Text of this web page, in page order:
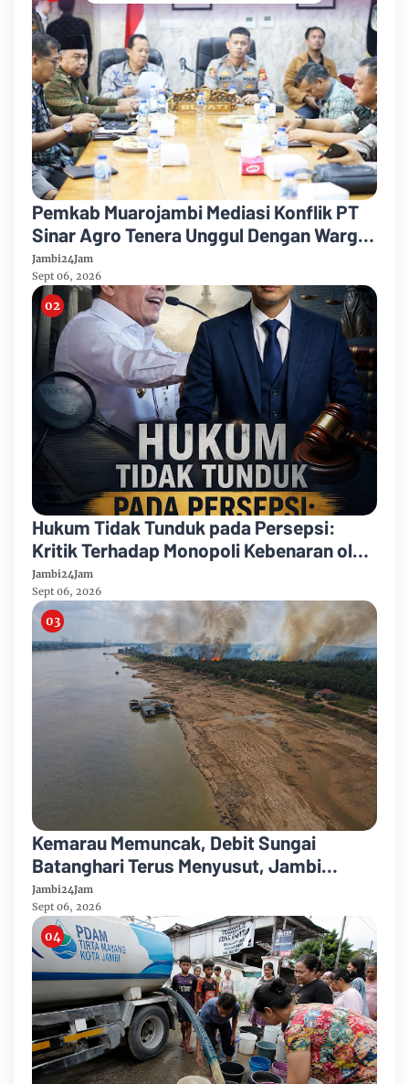
Pemkab Muarojambi Mediasi Konflik PT
Sinar Agro Tenera Unggul Dengan Warga
Sipin Teluk Duren
Jambi24Jam
Sept 06, 2026
Hukum Tidak Tunduk pada Persepsi:
Kritik Terhadap Monopoli Kebenaran oleh
Media dan Aktivis
Jambi24Jam
Sept 06, 2026
Kemarau Memuncak, Debit Sungai
Batanghari Terus Menyusut, Jambi
Hadapi Ancaman Krisis Air Bersih dan
Karhutla
Jambi24Jam
Sept 06, 2026